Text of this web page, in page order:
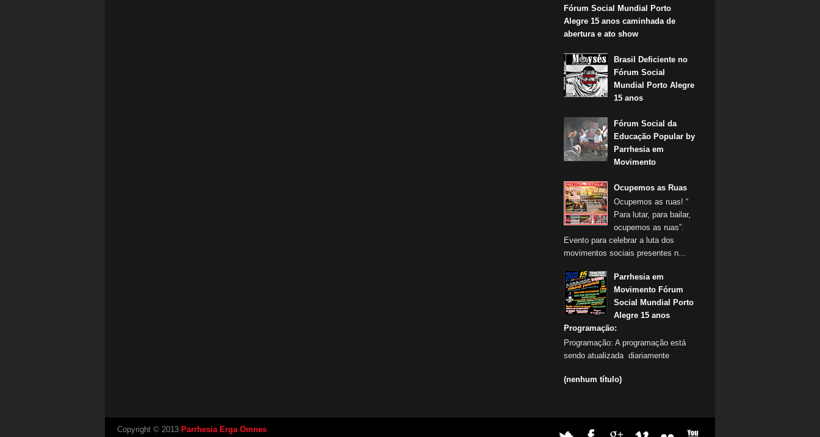
Fórum Social Mundial Porto
Alegre 15 anos caminhada de
abertura e ato show
Brasil Deficiente no
Fórum Social
Mundial Porto Alegre
15 anos
Fórum Social da
Educação Popular by
Parrhesia em
Movimento
Ocupemos as Ruas
Ocupemos as ruas! “
Para lutar, para bailar,
ocupemos as ruas”.
Evento para celebrar a luta dos
movimentos sociais presentes n...
Parrhesia em
Movimento Fórum
Social Mundial Porto
Alegre 15 anos
Programação:
Programação: A programação está
sendo atualizada diariamente
(nenhum título)
Copyright © 2013 Parrhesia Erga Omnes